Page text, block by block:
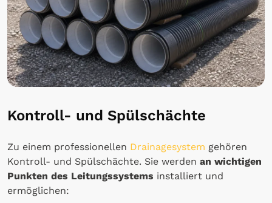
Kontroll- und Spülschächte
Zu einem professionellen Drainagesystem gehören
Kontroll- und Spülschächte. Sie werden an wichtigen
Punkten des Leitungssystems installiert und
ermöglichen: